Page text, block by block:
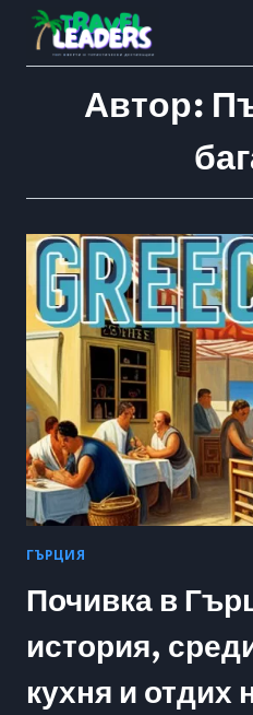
Към
съдържанието
Автор:
ГЪРЦИЯ
Почивка в
история,
кухня и отдих